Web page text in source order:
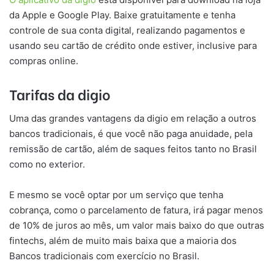
da Apple e Google Play. Baixe gratuitamente e tenha
controle de sua conta digital, realizando pagamentos e
usando seu cartão de crédito onde estiver, inclusive para
compras online.
Tarifas da digio
Uma das grandes vantagens da digio em relação a outros
bancos tradicionais, é que você não paga anuidade, pela
remissão de cartão, além de saques feitos tanto no Brasil
como no exterior.
E mesmo se você optar por um serviço que tenha
cobrança, como o parcelamento de fatura, irá pagar menos
de 10% de juros ao mês, um valor mais baixo do que outras
fintechs, além de muito mais baixa que a maioria dos
Bancos tradicionais com exercício no Brasil.